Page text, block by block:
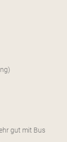
gut mit Bus